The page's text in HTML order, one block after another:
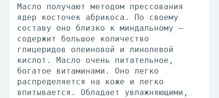
Масло получают методом прессования
ядер косточек абрикоса. По своему
составу оно близко к миндальному –
содержит большое количество
глицеридов олеиновой и линолевой
кислот. Масло очень питательное,
богатое витаминами. Оно легко
распределяется на коже и легко
впитывается. Обладает увлажняющими,